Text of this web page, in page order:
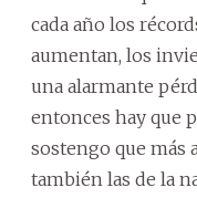
cada año los
aumentan, los
una alarmante
entonces hay que
sostengo que más
también las de la